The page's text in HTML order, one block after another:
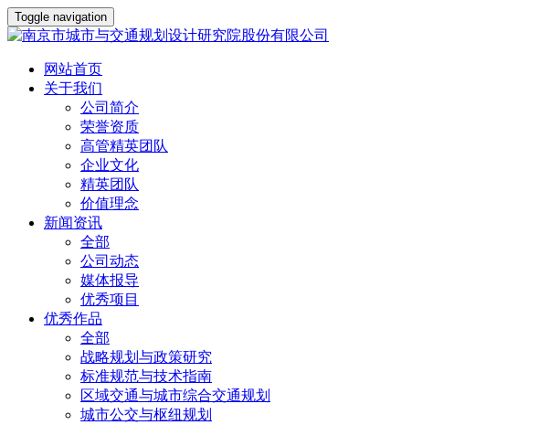
Toggle navigation
网站首页
关于我们
公司简介
荣誉资质
高管精英团队
企业文化
精英团队
价值理念
新闻资讯
全部
公司动态
媒体报导
优秀项目
优秀作品
全部
战略规划与政策研究
标准规范与技术指南
区域交通与城市综合交通规划
城市公交与枢纽规划